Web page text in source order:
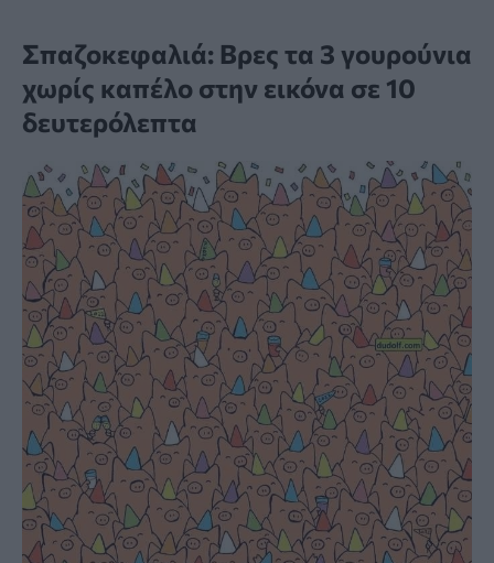
Σπαζοκεφαλιά: Βρες τα 3 γουρούνια
χωρίς καπέλο στην εικόνα σε 10
δευτερόλεπτα